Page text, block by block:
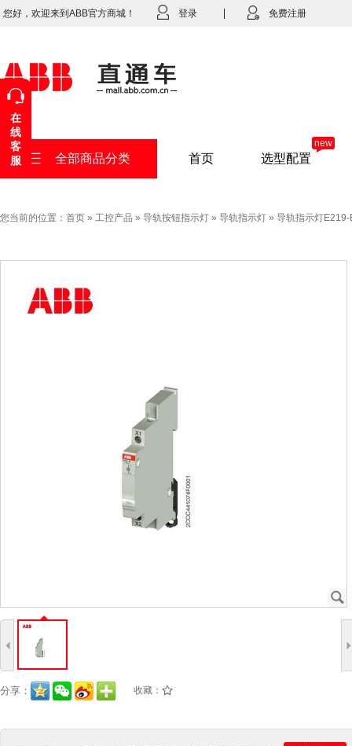
您好，欢迎来到ABB官方商城！ 登录 免费注册
全部商品分类 首页 选型配置
new
您当前的位置： 首页 » 工控产品 » 导轨按钮指示灯 » 导轨指示灯 » 导轨指示灯
J
4
分享： 收藏： /
在
线
客
服